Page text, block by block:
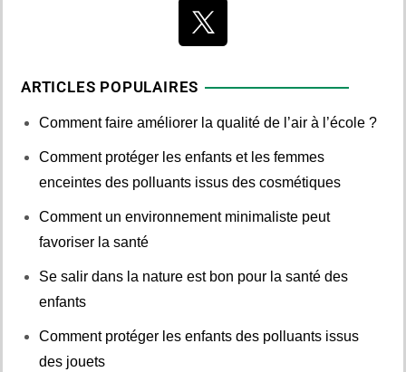
ARTICLES POPULAIRES
Comment faire améliorer la qualité de l’air à l’école ?
Comment protéger les enfants et les femmes
enceintes des polluants issus des cosmétiques
Comment un environnement minimaliste peut
favoriser la santé
Se salir dans la nature est bon pour la santé des
enfants
Comment protéger les enfants des polluants issus
des jouets